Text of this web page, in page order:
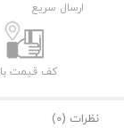
ارسال سریع
کف قیمت
نظرات (0)